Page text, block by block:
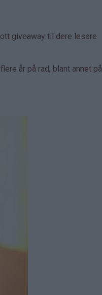
giveaway til dere lesere
år på rad, blant annet på